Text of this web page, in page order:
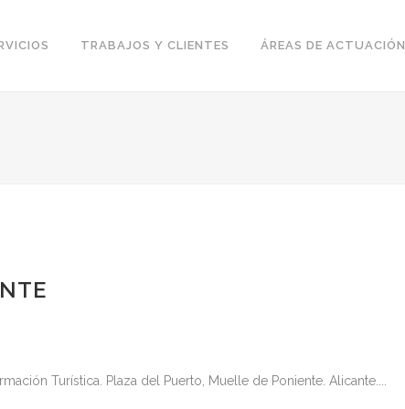
TRABAJOS Y CLIENTES ÁREAS DE ACTUACIÓN
Turística. Plaza del Puerto, Muelle de Poniente. Alicante....